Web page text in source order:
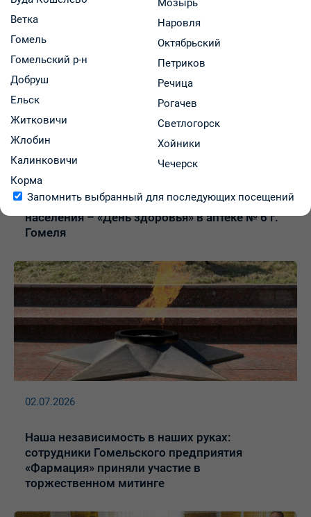
07.07.2026
Информационно-образовательная акция для
населения – «День здоровья» в аптеке № 6 г.
Гомеля
02.07.2026
Наша независимость в наших руках:
сотрудники Гомельского предприятия
«Фармация» приняли участие в
торжественном митинге
Ветка
Гомель
Гомельский р-н
Добруш
Ельск
Житковичи
Жлобин
Калинковичи
Корма
Наровля
Октябрьский
Петриков
Речица
Рогачев
Светлогорск
Хойники
Чечерск
Запомнить выбранный для последующих посещений